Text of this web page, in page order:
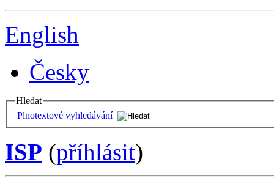
English
Česky
Hledat
Plnotextové vyhledávání
ISP (příhlásit)